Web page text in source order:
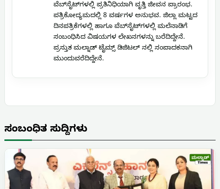
ವೆಬ್‌ಸೈಟ್‌ಗಳಲ್ಲಿ ಪ್ರತಿನಿಧಿಯಾಗಿ ವೃತ್ತಿ ಜೀವನ ಪ್ರಾರಂಭ.
ಪತ್ರಿಕೋದ್ಯಮದಲ್ಲಿ 8 ವರ್ಷಗಳ ಅನುಭವ. ಜಿಲ್ಲಾ ಮಟ್ಟದ
ದಿನಪತ್ರಿಕೆಗಳಲ್ಲಿ ಹಾಗೂ ವೆಬ್‌ಸೈಟ್‌ಗಳಲ್ಲಿ ಮಲೆನಾಡಿಗೆ
ಸಂಬಂಧಿಸಿದ ವಿಷಯಗಳ ಲೇಖನಗಳನ್ನು ಬರೆದಿದ್ದೇನೆ.
ಪ್ರಸ್ತುತ ಮಲ್ನಾಡ್ ಟೈಮ್ಸ್ ಡಿಜಿಟಲ್ ನಲ್ಲಿ ಸಂಪಾದಕನಾಗಿ
ಮುಂದುವರೆದಿದ್ದೇನೆ.
ಸಂಬಂಧಿತ ಸುದ್ದಿಗಳು